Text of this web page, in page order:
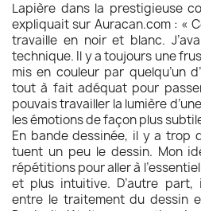
Lapière dans la prestigieuse
expliquait sur Auracan.com : «
travaille en noir et blanc.
technique. Il y a toujours une
mis en couleur par quelqu’un
tout à fait adéquat pour
pouvais travailler la lumière
les émotions de façon plus
En bande dessinée, il y a trop
tuent un peu le dessin. Mon
répétitions pour aller à
et plus intuitive. D’autre
entre le traitement du dessin